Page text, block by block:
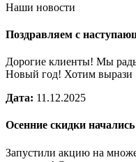
Наши новости
Поздравляем с
Дорогие клиенты! Мы
Новый год! Хотим
Дата: 11.12.2025
Осенние скидки начались
Запустили акцию на